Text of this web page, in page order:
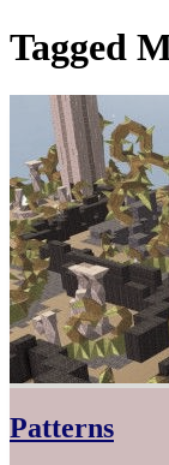
Tagged
Patterns